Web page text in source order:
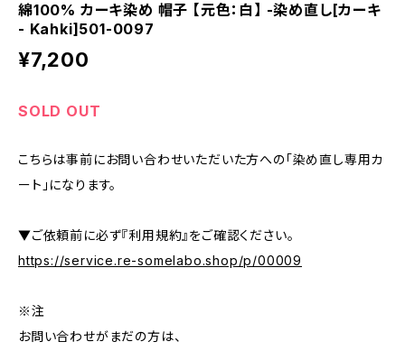
綿100% カーキ染め 帽子 【元色：白】 -染め直し[カーキ
- Kahki]501-0097
¥7,200
SOLD OUT
こちらは事前にお問い合わせいただいた方への「染め直し専用カ
ート」になります。
▼ご依頼前に必ず『利用規約』をご確認ください。
https://service.re-somelabo.shop/p/00009
※注
お問い合わせがまだの方は、